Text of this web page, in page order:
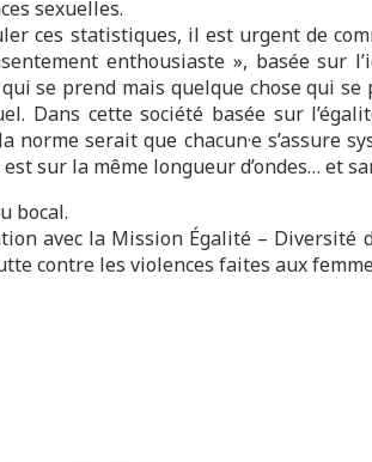
sexuelles.
ces statistiques, il est urgent de
enthousiaste », basée sur
se prend mais quelque chose qui
Dans cette société basée sur
norme serait que chacun·e s’assure
sur la même longueur d’ondes… et
bocal.
avec la Mission Égalité – Diversité
contre les violences faites aux